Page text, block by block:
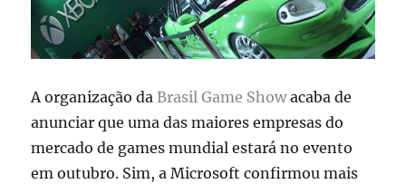
A organização daBrasil Game Showacaba de
anunciar que uma das maiores empresas do
mercado de games mundial estará no evento
em outubro. Sim, a Microsoft confirmou mais